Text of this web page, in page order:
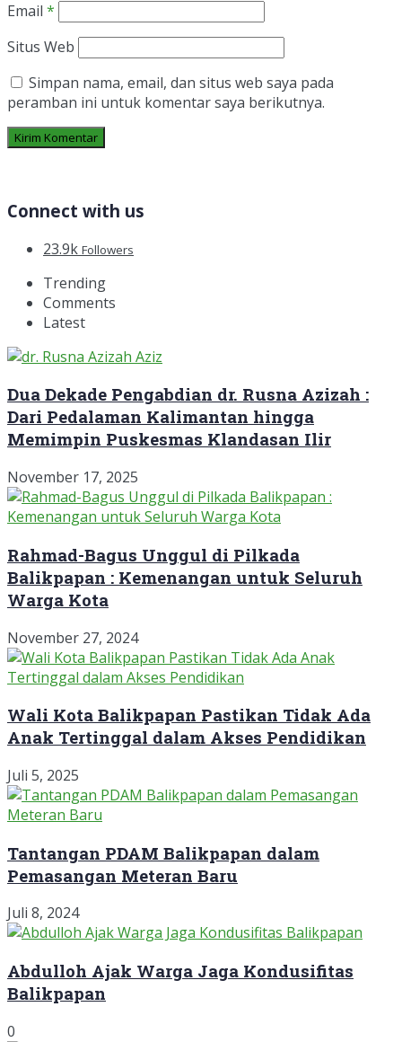
Email *
Situs Web
Simpan nama, email, dan situs web saya pada
peramban ini untuk komentar saya berikutnya.
Connect with us
23.9k Followers
Trending
Comments
Latest
Dua Dekade Pengabdian dr. Rusna Azizah :
Dari Pedalaman Kalimantan hingga
Memimpin Puskesmas Klandasan Ilir
November 17, 2025
Rahmad-Bagus Unggul di Pilkada
Balikpapan : Kemenangan untuk Seluruh
Warga Kota
November 27, 2024
Wali Kota Balikpapan Pastikan Tidak Ada
Anak Tertinggal dalam Akses Pendidikan
Juli 5, 2025
Tantangan PDAM Balikpapan dalam
Pemasangan Meteran Baru
Juli 8, 2024
Abdulloh Ajak Warga Jaga Kondusifitas
Balikpapan
0